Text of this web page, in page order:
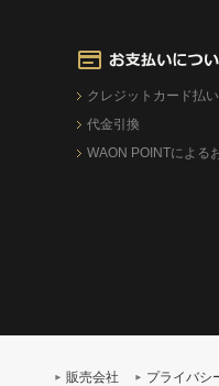
クレジットカード払い
代金引換
WAON POINTによる
販売会社 プライバシ